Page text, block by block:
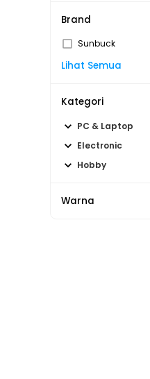
Brand
Sunbuck
Lihat Semua
Kategori
PC & Laptop
Electronic
Hobby
Warna